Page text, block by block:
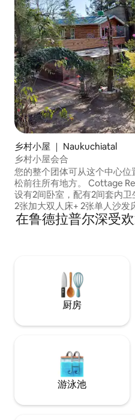
乡村小屋 ｜ Naukuchiatal
乡村小屋会合
您的整个团体可从这个中心位
松前往所有地方。 Cottage Rendezvous
设有2间卧室，配有2间套内卫生间
2张加大双人床+ 2张单人沙发床垫
有看护人和厨师，可以为您准
至可以从精选菜单中烹饪菜肴 附近景点：
House (IHCL)：30米
在鲁德拉普尔深受
厨房
游泳池